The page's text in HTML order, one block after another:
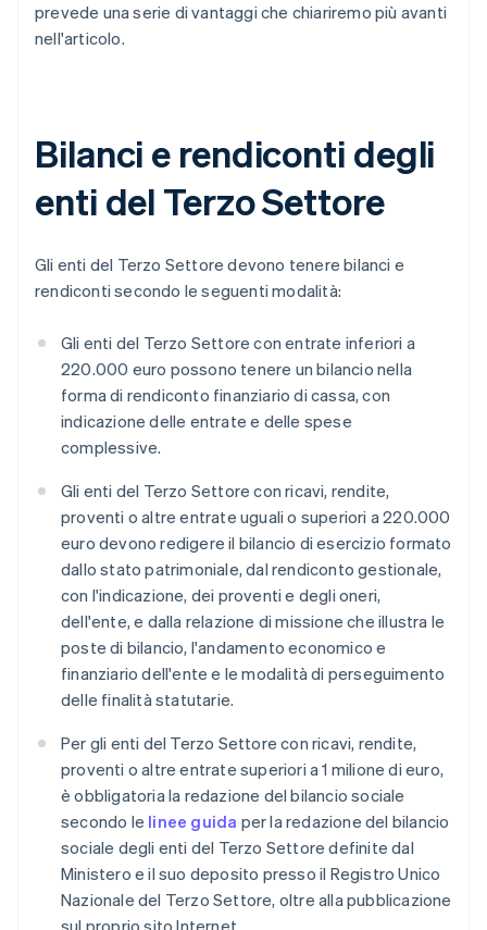
prevede una serie di vantaggi che chiariremo più avanti
nell'articolo.
Bilanci e rendiconti degli
enti del Terzo Settore
Gli enti del Terzo Settore devono tenere bilanci e
rendiconti secondo le seguenti modalità:
Gli enti del Terzo Settore con entrate inferiori a
220.000 euro possono tenere un bilancio nella
forma di rendiconto finanziario di cassa, con
indicazione delle entrate e delle spese
complessive.
Gli enti del Terzo Settore con ricavi, rendite,
proventi o altre entrate uguali o superiori a 220.000
euro devono redigere il bilancio di esercizio formato
dallo stato patrimoniale, dal rendiconto gestionale,
con l'indicazione, dei proventi e degli oneri,
dell'ente, e dalla relazione di missione che illustra le
poste di bilancio, l'andamento economico e
finanziario dell'ente e le modalità di perseguimento
delle finalità statutarie.
Per gli enti del Terzo Settore con ricavi, rendite,
proventi o altre entrate superiori a 1 milione di euro,
è obbligatoria la redazione del bilancio sociale
secondo le linee guida per la redazione del bilancio
sociale degli enti del Terzo Settore definite dal
Ministero e il suo deposito presso il Registro Unico
Nazionale del Terzo Settore, oltre alla pubblicazione